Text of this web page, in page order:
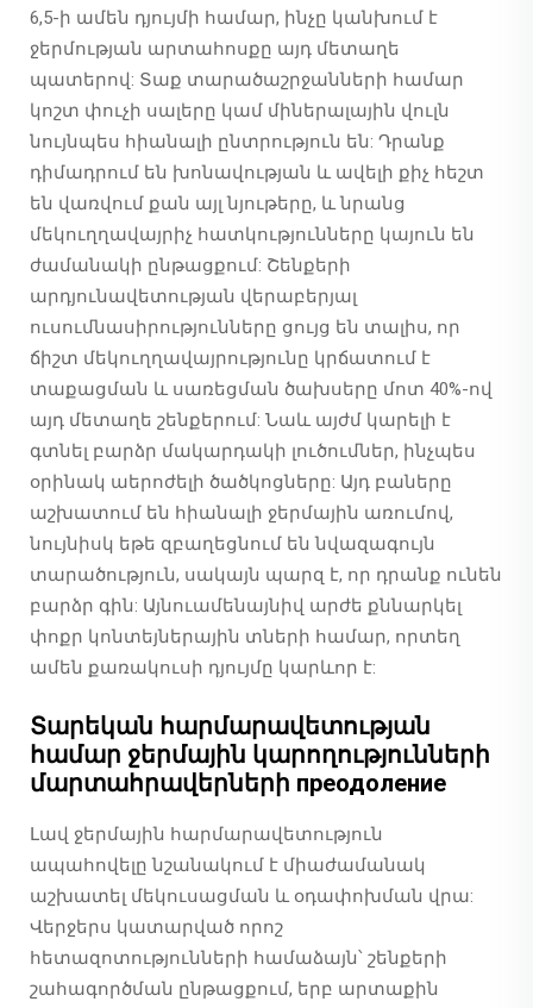
6,5-ի ամեն դյույմի համար, ինչը կանխում է
ջերմության արտահոսքը այդ մետաղե
պատերով: Տաք տարածաշրջանների համար
կոշտ փուչի սալերը կամ միներալային վուլն
նույնպես հիանալի ընտրություն են: Դրանք
դիմադրում են խոնավության և ավելի քիչ հեշտ
են վառվում քան այլ նյութերը, և նրանց
մեկուղղավայրիչ հատկությունները կայուն են
ժամանակի ընթացքում: Շենքերի
արդյունավետության վերաբերյալ
ուսումնասիրությունները ցույց են տալիս, որ
ճիշտ մեկուղղավայրությունը կրճատում է
տաքացման և սառեցման ծախսերը մոտ 40%-ով
այդ մետաղե շենքերում: Նաև այժմ կարելի է
գտնել բարձր մակարդակի լուծումներ, ինչպես
օրինակ աերոժելի ծածկոցները: Այդ բաները
աշխատում են հիանալի ջերմային առումով,
նույնիսկ եթե զբաղեցնում են նվազագույն
տարածություն, սակայն պարզ է, որ դրանք ունեն
բարձր գին: Այնուամենայնիվ արժե քննարկել
փոքր կոնտեյներային տների համար, որտեղ
ամեն քառակուսի դյույմը կարևոր է:
Տարեկան հարմարավետության
համար ջերմային կարողությունների
մարտահրավերների преодоление
Լավ ջերմային հարմարավետություն
ապահովելը նշանակում է միաժամանակ
աշխատել մեկուսացման և օդափոխման վրա:
Վերջերս կատարված որոշ
հետազոտությունների համաձայն՝ շենքերի
շահագործման ընթացքում, երբ արտաքին